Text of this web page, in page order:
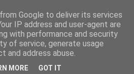
Google to deliver its services
IP address and user-agent are
with performance and security
of service, generate usage
and address abuse.
MORE GOT IT